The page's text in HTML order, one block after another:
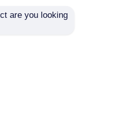
are you looking